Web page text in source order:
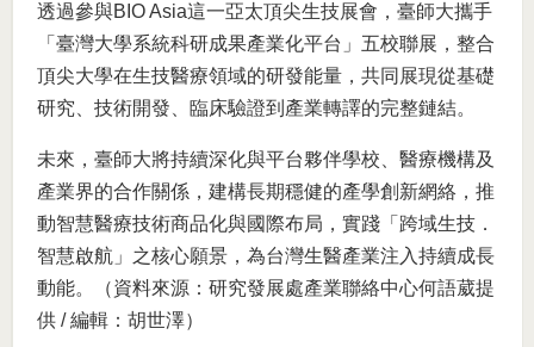
透過參與BIO Asia這一亞太頂尖生技展會，臺師大攜手
「臺灣大學系統科研成果產業化平台」五校聯展，整合
頂尖大學在生技醫療領域的研發能量，共同展現從基礎
研究、技術開發、臨床驗證到產業轉譯的完整鏈結。
未來，臺師大將持續深化與平台夥伴學校、醫療機構及
產業界的合作關係，建構長期穩健的產學創新網絡，推
動智慧醫療技術商品化與國際布局，實踐「跨域生技．
智慧啟航」之核心願景，為台灣生醫產業注入持續成長
動能。（資料來源：研究發展處產業聯絡中心何語葳提
供 / 編輯：胡世澤）